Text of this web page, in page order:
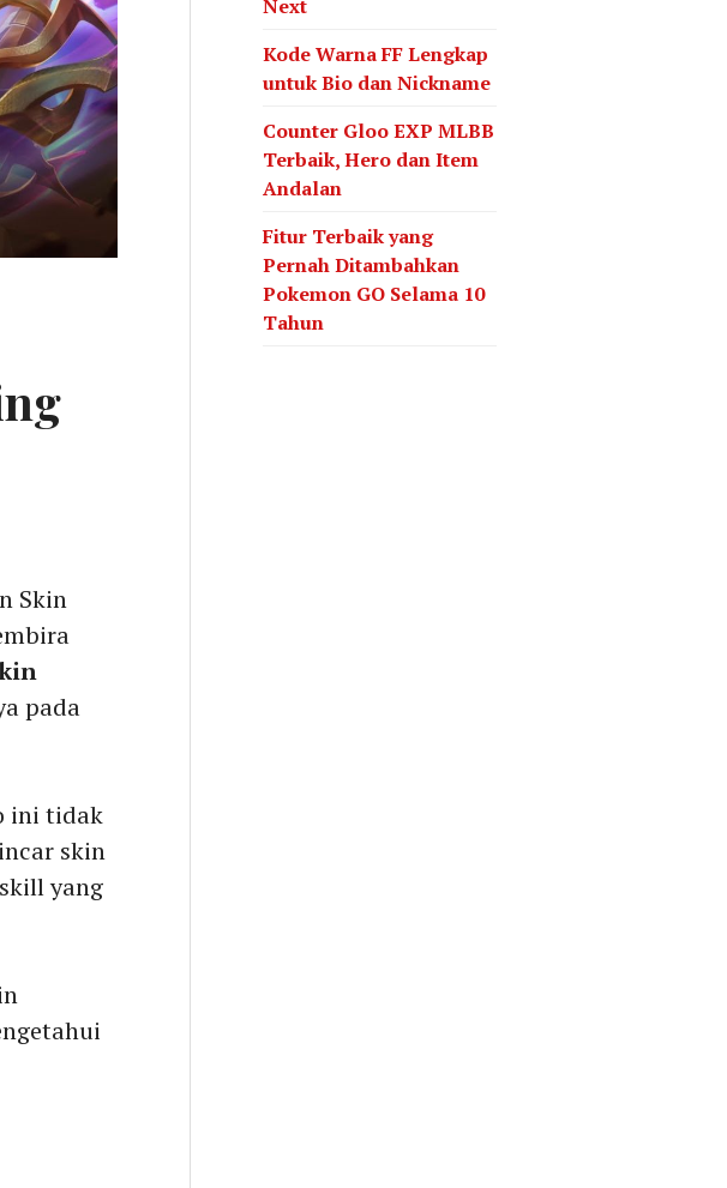
Skin
pada
ini tidak
skin
yang
Next
Kode Warna FF Lengkap
untuk Bio dan Nickname
Counter Gloo EXP MLBB
Terbaik, Hero dan Item
Andalan
Fitur Terbaik yang
Pernah Ditambahkan
Pokemon GO Selama 10
Tahun